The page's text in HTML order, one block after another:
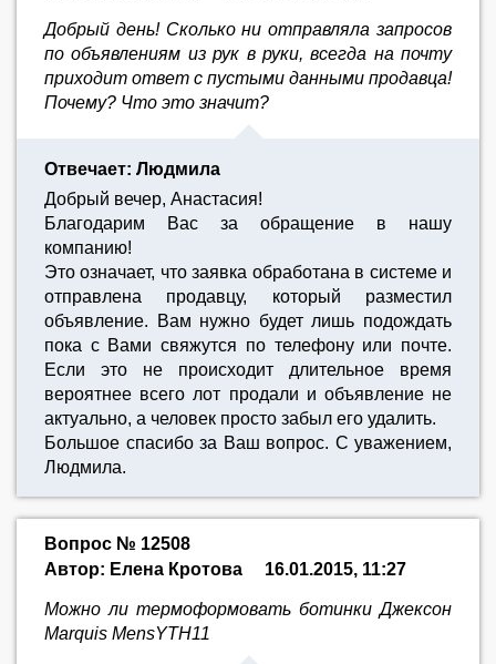
Добрый день! Сколько ни отправляла запросов
по объявлениям из рук в руки, всегда на почту
приходит ответ с пустыми данными продавца!
Почему? Что это значит?
Отвечает: Людмила
Добрый вечер, Анастасия!
Благодарим Вас за обращение в нашу
компанию!
Это означает, что заявка обработана в системе и
отправлена продавцу, который разместил
объявление. Вам нужно будет лишь подождать
пока с Вами свяжутся по телефону или почте.
Если это не происходит длительное время
вероятнее всего лот продали и объявление не
актуально, а человек просто забыл его удалить.
Большое спасибо за Ваш вопрос. С уважением,
Людмила.
Вопрос № 12508
Автор: Елена Кротова
16.01.2015, 11:27
Можно ли термоформовать ботинки Джексон
Marquis MensYTH11